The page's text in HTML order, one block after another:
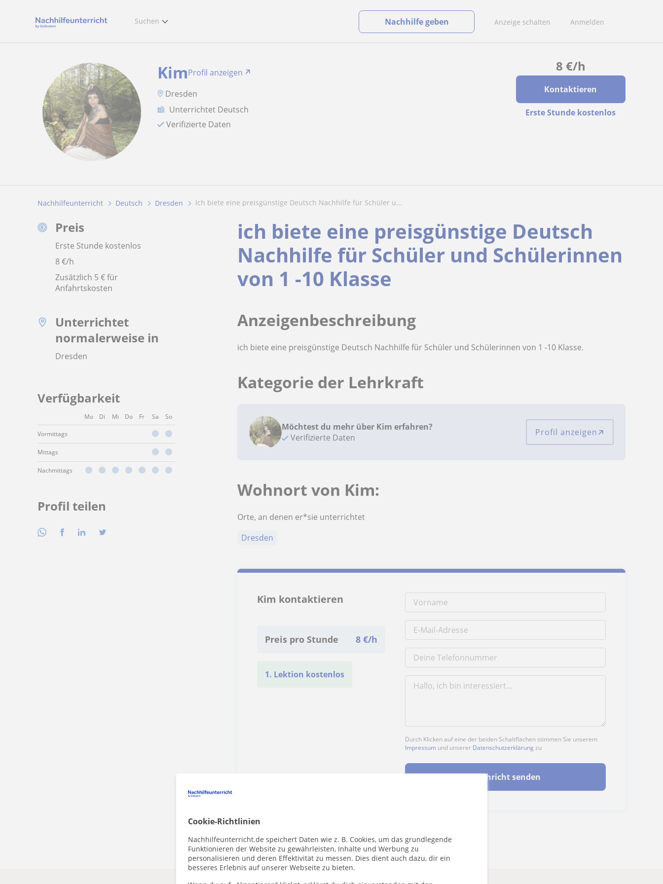
Cookie-Richtlinien
Nachhilfeunterricht.de speichert Daten wie z. B. Cookies, um das grundlegende
Funktionieren der Website zu gewährleisten, Inhalte und Werbung zu
personalisieren und deren Effektivität zu messen. Dies dient auch dazu, dir ein
besseres Erlebnis auf unserer Webseite zu bieten.
Suchen Anzeige schalten Anmelden
Nachhilfe geben
8 €/h
Kontaktieren
Erste Stunde kostenlos
KimProfil anzeigen
Dresden
Unterrichtet Deutsch
Verifizierte Daten
Nachhilfeunterricht Deutsch Dresden ich biete eine preisgünstige Deutsch Nachhilfe für Schüler u...
Preis
Erste Stunde kostenlos
8€/h
Zusätzlich 5 € für
Anfahrtskosten
Unterrichtet
normalerweise in
Dresden
Verfügbarkeit
Mo Di Mi Do Fr Sa So
Vormittags
Mittags
Nachmittags
Profil teilen
ich biete eine preisgünstige Deutsch
Nachhilfe für Schüler und Schülerinnen
von 1 -10 Klasse
Anzeigenbeschreibung
ich biete eine preisgünstige Deutsch Nachhilfe für Schüler und Schülerinnen von 1 -10 Klasse.
Kategorie der Lehrkraft
Möchtest du mehr über Kim erfahren?
Verifizierte Daten
Profil anzeigen
Wohnort von Kim:
Orte, an denen er*sie unterrichtet
Dresden
Kim kontaktieren
Preis pro Stunde 8 €/h
1. Lektion kostenlos
Durch Klicken auf eine der beiden Schaltflächen stimmen Sie unserem
Impressum und unserer Datenschutzerklärung zu
Nachricht senden
Enthält dieses Profil einen Fehler?